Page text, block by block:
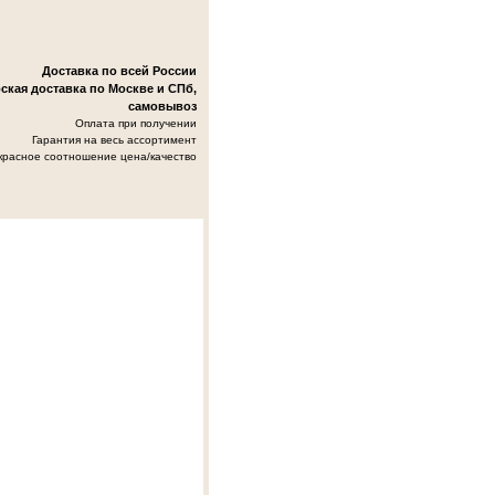
Доставка по всей России
доставка по Москве и СПб,
самовывоз
Оплата при получении
Гарантия на весь ассортимент
соотношение цена/качество